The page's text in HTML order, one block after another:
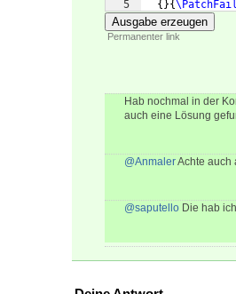
5
{ }{
Ausgabe erzeugen
Permanenter link
Hab nochmal in der
auch eine Lösung
@AnmalerAchte auch
@saputello Die hab